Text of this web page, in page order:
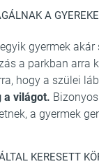
A
gyermek
a parkban arra
hogy a szülei
a világot.
a gyermek
KERESETT